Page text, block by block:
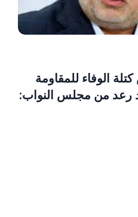
الوفاء للمقاومة
رعد من مجلس النواب: